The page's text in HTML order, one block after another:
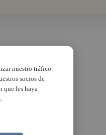
nuestro tráfico.
socios de
que les haya